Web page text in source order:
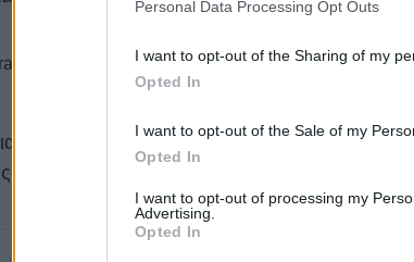
Personal Data Processing Opt Outs
I want to opt-out of the Sharing of my
Opted In
I want to opt-out of the Sale of my
Opted In
I want to opt-out of processing my
Advertising.
Opted In
p/CBf9PEAjYbY/
ένα διαχρονικό αξεσουάρ που θα κάνει
μόδας την έχουν εντάξει ήδη στις εμφανίσεις